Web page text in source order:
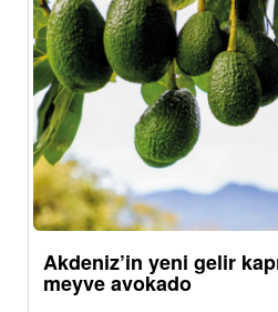
Akdeniz’in yeni gelir
meyve avokado